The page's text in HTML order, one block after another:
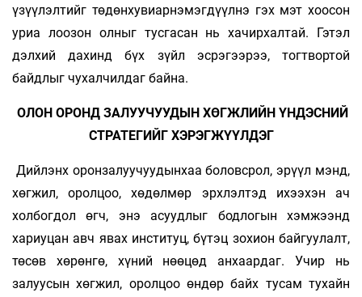
үзүүлэлтийг төдөнхувиарнэмэгдүүлнэ гэх мэт хоосон
уриа лоозон олныг тусгасан нь хачирхалтай. Гэтэл
дэлхий дахинд бүх зүйл эсрэгээрээ, тогтвортой
байдлыг чухалчилдаг байна.
ОЛОН ОРОНД ЗАЛУУЧУУДЫН ХӨГЖЛИЙН ҮНДЭСНИЙ
СТРАТЕГИЙГ ХЭРЭГЖҮҮЛДЭГ
Дийлэнх оронзалуучуудынхаа боловсрол, эрүүл мэнд,
хөгжил, оролцоо, хөдөлмөр эрхлэлтэд ихээхэн ач
холбогдол өгч, энэ асуудлыг бодлогын хэмжээнд
хариуцан авч явах институц, бүтэц зохион байгуулалт,
төсөв хөрөнгө, хүний нөөцөд анхаардаг. Учир нь
залуусын хөгжил, оролцоо өндөр байх тусам тухайн